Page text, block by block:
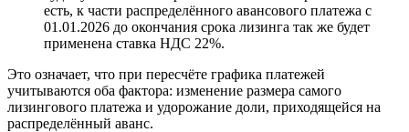
есть, к части распределённого авансового платежа с
01.01.2026 до окончания срока лизинга так же будет
применена ставка НДС 22%.
Это означает, что при пересчёте графика платежей
учитываются оба фактора: изменение размера самого
лизингового платежа и удорожание доли, приходящейся на
распределённый аванс.